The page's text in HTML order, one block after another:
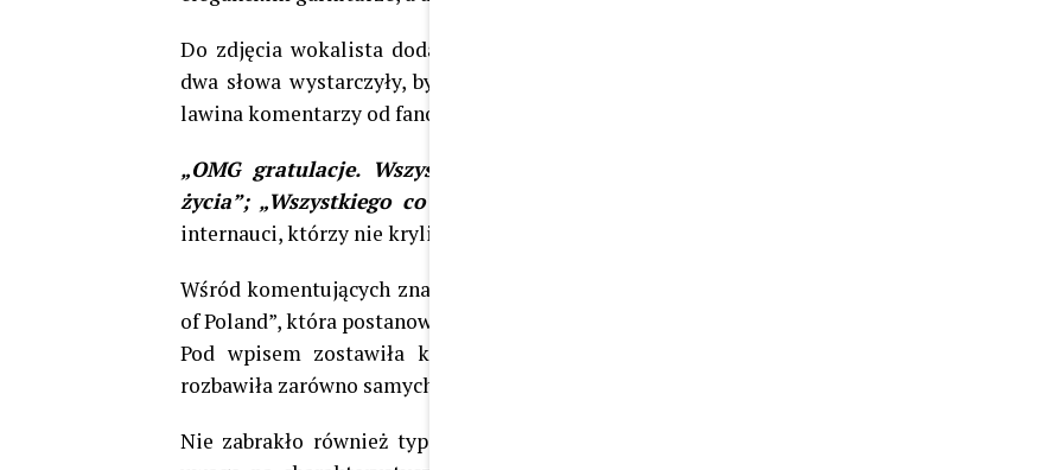
Do zdjęcia wokalista dodał krótki, ale niezwykle wymowny podpis:
dwa słowa wystarczyły, by pod postem w ciągu kilku chwil pojawiły się setki reakcji oraz
lawina komentarzy od fanów i znajomych z branży.
„OMG gratulacje. Wszystkiego dobrego dla Was”; „Buziaki dla Was”; „Cudownego
życia”; „Wszystkiego co najpiękniejsze”; „Ale nas zaskoczyliście”
internauci, którzy nie kryli wzruszenia i radości z powodu szczęścia swojego idola.
Wśród komentujących znalazła się również
of Poland”, która postanowiła w żartobliwy sposób odnieść się do tej wyjątkowej wiadomości.
Pod wpisem zostawiła komentarz:
rozbawiła zarówno samych nowożeńców, jak i obserwatorów.
Nie zabrakło również typowego dla fanów poczucia humoru. Jeden z internautów zwrócił